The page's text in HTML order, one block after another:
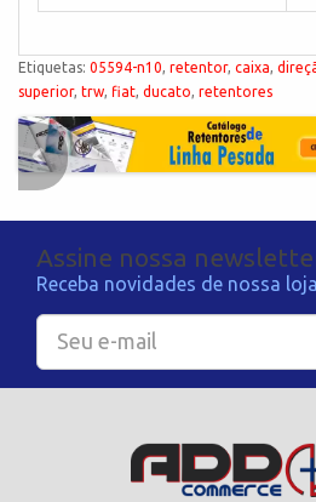
Etiquetas: 05594-n10, retentor, caixa,
superior, trw, fiat, ducato, retentores
Assine nossa
Receba novidades de nossa loja